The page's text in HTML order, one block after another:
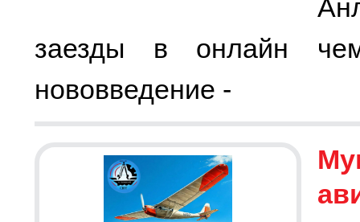
заезды в онлайн
нововведение -